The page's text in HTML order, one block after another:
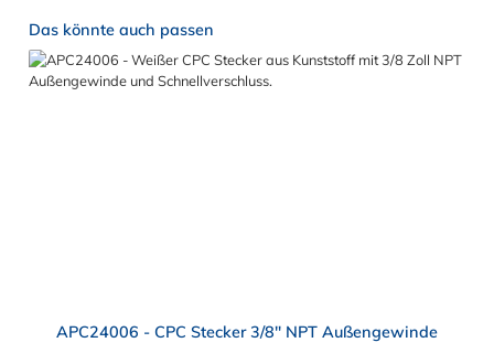
Produktgalerie überspringen
Das könnte auch passen
APC24006 - CPC Stecker 3/8" NPT Außengewinde